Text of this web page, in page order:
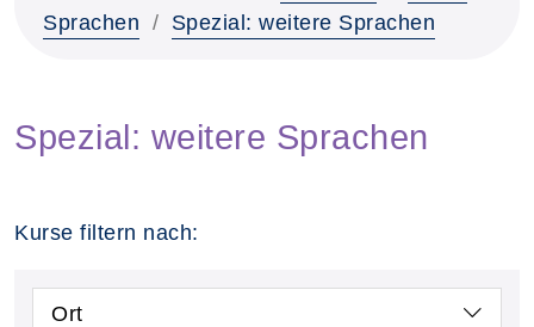
Sprachen
Spezial: weitere Sprachen
Spezial: weitere Sprachen
Kurse filtern nach:
Ort